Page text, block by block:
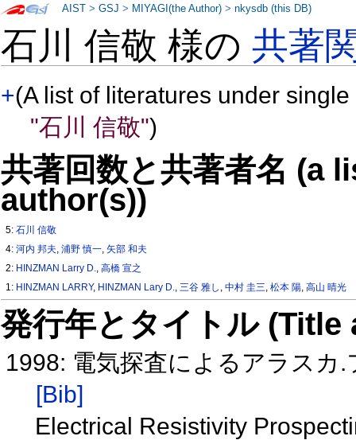
石川 信敬 様の共著
+(A list of literatures under
"石川 信敬")
共著回数と共著者名 (a
author(s))
5:石川 信敬
4:河内 邦夫,浦野 慎一,矢部 和夫
2: HINZMAN Larry D.,高橋 宣之
1: HINZMAN LARRY, HINZMAN Lary D.,三谷 雅し ,中村 圭三,松本 陽,高山 晴光
発行年とタイトル
1998: 電気探査によるアラス
[Bib]
Electrical Resistivity
AIST >GSJ > MIYAGI(the Author) >nkysdb (this DB)